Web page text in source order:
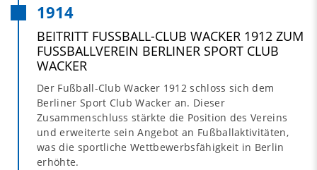
1914
BEITRITT FUSSBALL-CLUB WACKER 1912 ZUM F
USSBALLVEREIN BERLINER SPORT CLUB WA
CKER
Der Fußball-Club Wacker 1912 schloss sich dem
Berliner Sport Club Wacker an. Dieser
Zusammenschluss stärkte die Position des Vereins
und erweiterte sein Angebot an Fußballaktivitäten,
was die sportliche Wettbewerbsfähigkeit in Berlin
erhöhte.